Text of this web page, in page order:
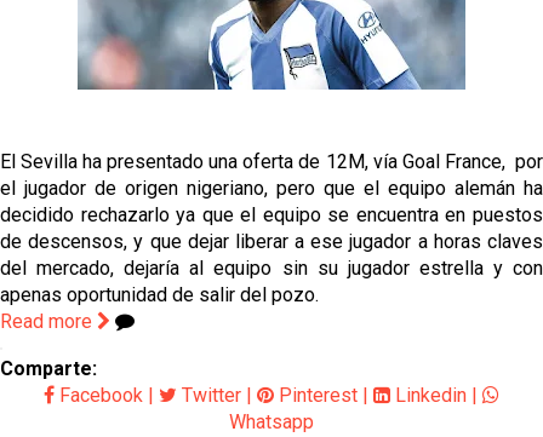
La cita ante el Espanyol a domicilio ya tiene horario
El dato que destaca a Agoumé entre las cinco
Juanlu de vuelta a Sevilla para cerrar su fichaje a la
Premier
El Granada negocia con el Sevilla FC por Alberto
Flores
El Sevilla continúa con despidos y rechaza una
El Sevilla mueve ficha por Robbie Ure: la opción 'A'
para el ataque nervionense
El Sevilla ha presentado una oferta de 12M, vía Goal France, por
el jugador de origen nigeriano, pero que el equipo alemán ha
decidido rechazarlo ya que el equipo se encuentra en puestos
de descensos, y que dejar liberar a ese jugador a horas claves
del mercado, dejaría al equipo sin su jugador estrella y con
apenas oportunidad de salir del pozo.
Read more
Comparte:
Facebook
Twitter Pinterest Linkedin
Whatsapp